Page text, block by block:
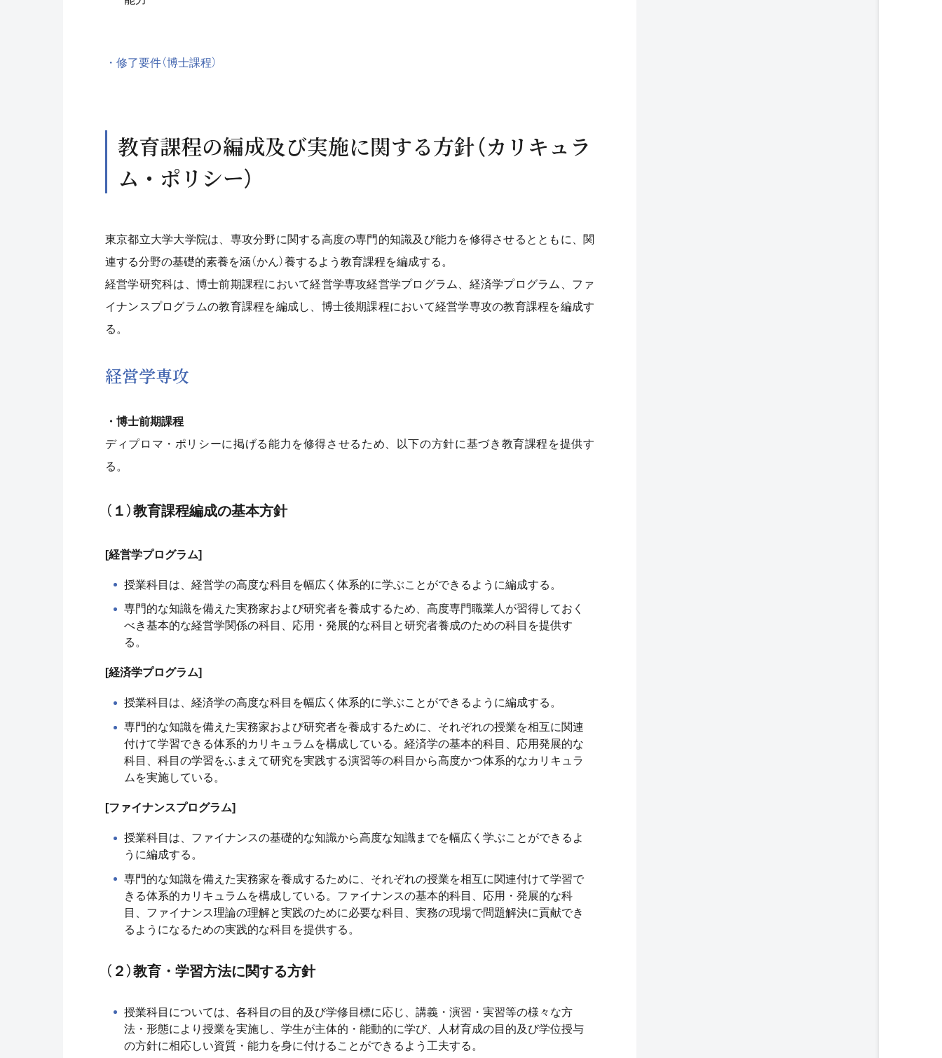
・修了要件（博士課程）
教育課程の編成及び実施に関する方針（カリキュラ
ム・ポリシー）
東京都立大学大学院は、専攻分野に関する高度の専門的知識及び能力を修得させるとともに、関
連する分野の基礎的素養を涵（かん）養するよう教育課程を編成する。
経営学研究科は、博士前期課程において経営学専攻経営学プログラム、経済学プログラム、ファ
イナンスプログラムの教育課程を編成し、博士後期課程において経営学専攻の教育課程を編成す
る。
経営学専攻
・博士前期課程
ディプロマ・ポリシーに掲げる能力を修得させるため、以下の方針に基づき教育課程を提供す
る。
（１）教育課程編成の基本方針
[経営学プログラム]
授業科目は、経営学の高度な科目を幅広く体系的に学ぶことができるように編成する。
専門的な知識を備えた実務家および研究者を養成するため、高度専門職業人が習得しておく
べき基本的な経営学関係の科目、応用・発展的な科目と研究者養成のための科目を提供す
る。
[経済学プログラム]
授業科目は、経済学の高度な科目を幅広く体系的に学ぶことができるように編成する。
専門的な知識を備えた実務家および研究者を養成するために、それぞれの授業を相互に関連
付けて学習できる体系的カリキュラムを構成している。経済学の基本的科目、応用発展的な
科目、科目の学習をふまえて研究を実践する演習等の科目から高度かつ体系的なカリキュラ
ムを実施している。
[ファイナンスプログラム]
授業科目は、ファイナンスの基礎的な知識から高度な知識までを幅広く学ぶことができるよ
うに編成する。
専門的な知識を備えた実務家を養成するために、それぞれの授業を相互に関連付けて学習で
きる体系的カリキュラムを構成している。ファイナンスの基本的科目、応用・発展的な科
目、ファイナンス理論の理解と実践のために必要な科目、実務の現場で問題解決に貢献でき
るようになるための実践的な科目を提供する。
（２）教育・学習方法に関する方針
授業科目については、各科目の目的及び学修目標に応じ、講義・演習・実習等の様々な方
法・形態により授業を実施し、学生が主体的・能動的に学び、人材育成の目的及び学位授与
の方針に相応しい資質・能力を身に付けることができるよう工夫する。